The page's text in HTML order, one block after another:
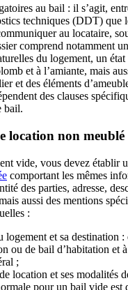
au bail : il s’agit,
techniques (DDT) que
au locataire,
comprend notamment
du logement, un
et à l’amiante, mais
et des éléments
des clauses
bail.
location non meublé
vide, vous devez établir
comportant les mêmes
des parties, adresse,
aussi des mentions
:
logement et sa destination
ou de bail d’habitation et
;
location et ses modalités
pour un bail vide est